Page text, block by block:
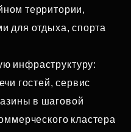
территории,
для отдыха, спорта
инфраструктуру:
гостей, сервис
в шаговой
кластера